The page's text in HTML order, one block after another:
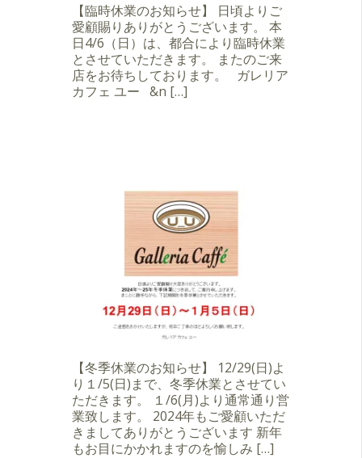
【臨時休業のお知らせ】 日頃よりご
愛顧賜りありがとうございます。 本
日4/6（日）は、都合により臨時休業
とさせていただきます。 またのご来
店をお待ちしております。 ガレリア
カフェ ユー &n […]
【冬季休業のお知らせ】 12/29(日)よ
り１/5(日)まで、冬季休業とさせてい
ただきます。 １/6(月)より通常通り営
業致します。 2024年もご愛顧いただ
きましてありがとうございます 新年
もお目にかかれますのを愉しみ […]